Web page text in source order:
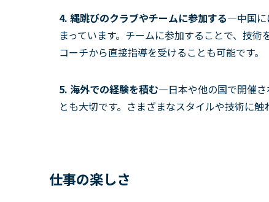
4. 縄跳びのクラブやチームに参加する—中国
まっています。チームに参加することで、技
コーチから直接指導を受けることも可能です。
5. 海外での経験を積む—日本や他の国で開催
とも大切です。さまざまなスタイルや技術に触
仕事の楽しさ